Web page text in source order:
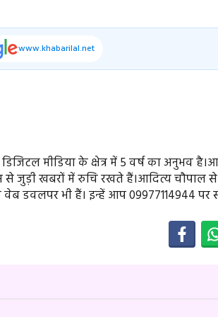
www.khabarilal.net
मीडिया के क्षेत्र में 5 वर्ष का अनुभव
जुड़ी खबरों में रुचि रखते हैं।आदित्य चौपाल
डवलपर भी हैं। इन्हें आप 09977114944